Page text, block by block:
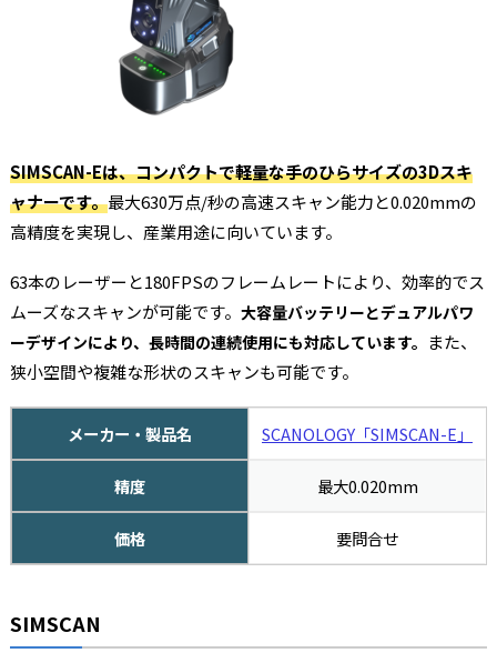
SIMSCAN-Eは、コンパクトで軽量な手のひらサイズの3Dスキ
ャナーです。最大630万点/秒の高速スキャン能力と0.020mmの
高精度を実現し、産業用途に向いています。
63本のレーザーと180FPSのフレームレートにより、効率的でス
ムーズなスキャンが可能です。 大容量バッテリーとデュアルパワ
ーデザインにより、長時間の連続使用にも対応しています。 また、
狭小空間や複雑な形状のスキャンも可能です。
メーカー・製品名 SCANOLOGY「SIMSCAN-E」
精度 最大0.020mm
価格 要問合せ
SIMSCAN